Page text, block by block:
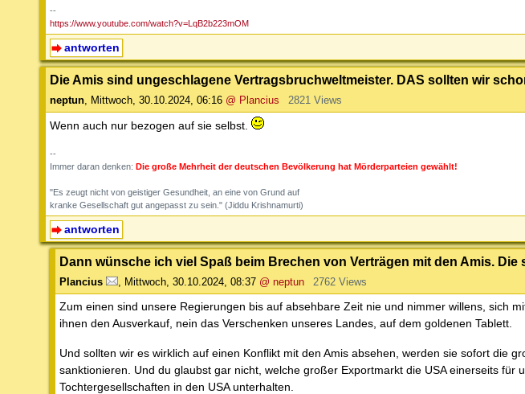
--
https://www.youtube.com/watch?v=LqB2b223mOM
antworten
Die Amis sind ungeschlagene Vertragsbruchweltmeister. DAS sollten wir
neptun, Mittwoch, 30.10.2024, 06:16 @ Plancius 2821 Views
Wenn auch nur bezogen auf sie selbst.
--
Immer daran denken: Die große Mehrheit der deutschen Bevölkerung hat Mörderparteien gewählt!
"Es zeugt nicht von geistiger Gesundheit, an eine von Grund auf
kranke Gesellschaft gut angepasst zu sein." (Jiddu Krishnamurti)
antworten
Dann wünsche ich viel Spaß beim Brechen von Verträgen mit den Amis. Die
Plancius Mittwoch, 30.10.2024, 08:37 @ neptun 2762 Views
Zum einen sind unsere Regierungen bis auf absehbare Zeit nie und nimmer willens, sich
ihnen den Ausverkauf, nein das Verschenken unseres Landes, auf dem goldenen Tablett.
Und sollten wir es wirklich auf einen Konflikt mit den Amis absehen, werden sie sofort die
sanktionieren. Und du glaubst gar nicht, welche großer Exportmarkt die USA einerseits für
Tochtergesellschaften in den USA unterhalten.